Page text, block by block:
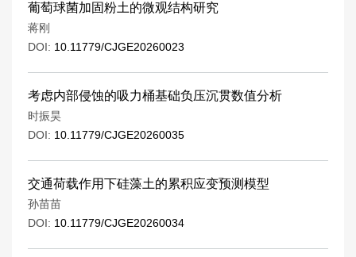
葡萄球菌加固粉土的微观结构研究
蒋刚
DOI: 10.11779/CJGE20260023
考虑内部侵蚀的吸力桶基础负压沉贯数值分析
时振昊
DOI: 10.11779/CJGE20260035
交通荷载作用下硅藻土的累积应变预测模型
孙苗苗
DOI: 10.11779/CJGE20260034